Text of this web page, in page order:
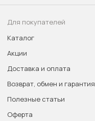
Для покупателей
Каталог
Акции
Доставка и оплата
Возврат, обмен и гарантия
Полезные статьи
Оферта